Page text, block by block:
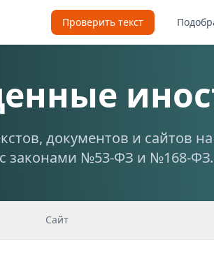
Проверить текст
документов и сайтов
с законами №53-ФЗ и №168-ФЗ.
Сайт